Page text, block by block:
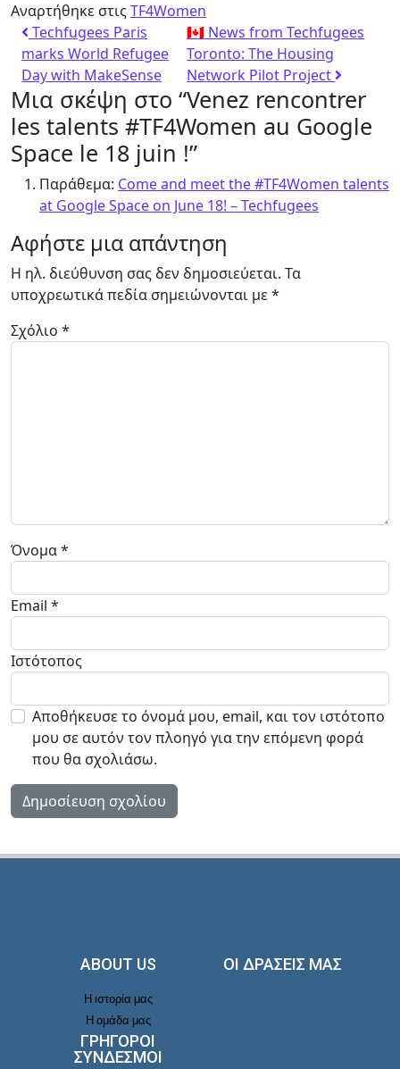
Αναρτήθηκε στιςTF4Women
Techfugees Paris
marks World Refugee
Day with MakeSense
🇨🇦 News from Techfugees
Toronto: The Housing
Network Pilot Project
Μια σκέψη στο “Venez rencontrer
les talents #TF4Women au Google
Space le 18 juin !”
Παράθεμα: Come and meet the #TF4Women talents
at Google Space on June 18! – Techfugees
Αφήστε μια απάντηση
Η ηλ. διεύθυνση σας δεν δημοσιεύεται. Τα
υποχρεωτικά πεδία σημειώνονται με*
Σχόλιο *
Όνομα*
Email *
Ιστότοπος
Αποθήκευσε το όνομά μου, email, και τον ιστότοπο
μου σε αυτόν τον πλοηγό για την επόμενη φορά
που θα σχολιάσω.
ABOUT US
Η ιστορία μας
Η ομάδα μας
ΟΙ ΔΡΑΣΕΙΣ ΜΑΣ
ΓΡΗΓΟΡΟΙ
ΣΥΝΔΕΣΜΟΙ